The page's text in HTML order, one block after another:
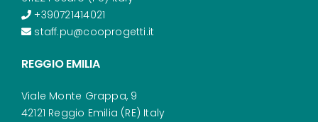
+390721414021
staff.pu@cooprogetti.it
REGGIO EMILIA
Viale Monte Grappa, 9
42121 Reggio Emilia (RE) Italy